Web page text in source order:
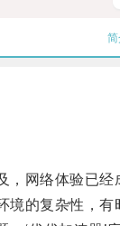
简
网络体验已经
的复杂性，有